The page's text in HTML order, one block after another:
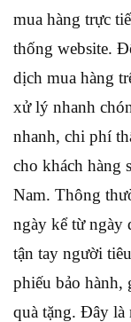
mua hàng trực
thống website.
dịch mua hàng
xử lý nhanh
nhanh, chi phí
cho khách hàng
Nam. Thông
ngày kể từ ngày
tận tay người
phiếu bảo hành,
quà tặng. Đây là